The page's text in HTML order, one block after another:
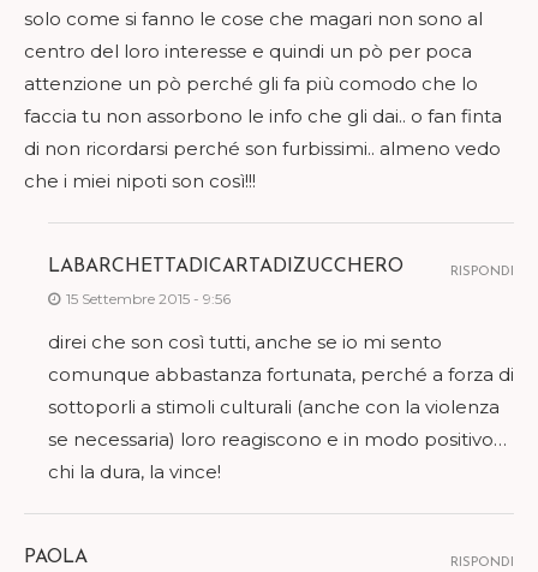
solo come si fanno le cose che magari non sono al
centro del loro interesse e quindi un pò per poca
attenzione un pò perché gli fa più comodo che lo
faccia tu non assorbono le info che gli dai.. o fan finta
di non ricordarsi perché son furbissimi.. almeno vedo
che i miei nipoti son così!!!
LABARCHETTADICARTADIZUCCHERO
15 Settembre 2015 - 9:56
direi che son così tutti, anche se io mi sento
comunque abbastanza fortunata, perché a forza di
sottoporli a stimoli culturali (anche con la violenza
se necessaria) loro reagiscono e in modo positivo…
chi la dura, la vince!
RISPONDI
PAOLA RISPONDI